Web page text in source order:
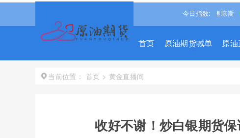
今日指数:
道琼斯
首页 原油期货喊单 原
当前位置： 首页 > 黄金直播间
收好不谢！炒白银期货